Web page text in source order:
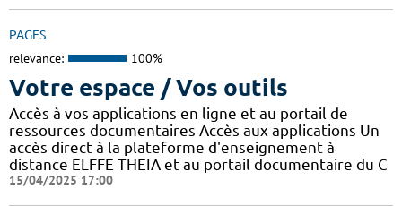
PAGES
relevance: 100%
Votre espace / Vos outils
Accès à vos applications en ligne et au portail de
ressources documentaires Accès aux applications Un
accès direct à la plateforme d'enseignement à
distance ELFFE THEIA et au portail documentaire du C
15/04/2025 17:00